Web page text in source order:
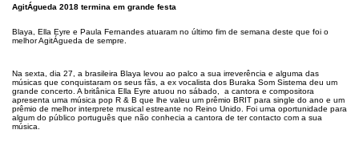
AgitÁgueda 2018 termina em grande festa
Blaya, Ella Eyre e Paula Fernandes atuaram no último fim de semana deste que foi o
melhor AgitÁgueda de sempre.
Na sexta, dia 27, a brasileira Blaya levou ao palco a sua irreverência e alguma das
músicas que conquistaram os seus fãs, a ex vocalista dos Buraka Som Sistema deu um
grande concerto. A britânica Ella Eyre atuou no sábado, a cantora e compositora
apresenta uma música pop R & B que lhe valeu um prêmio BRIT para single do ano e um
prêmio de melhor interprete musical estreante no Reino Unido. Foi uma oportunidade para
algum do público português que não conhecia a cantora de ter contacto com a sua
música.